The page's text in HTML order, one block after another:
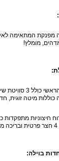
מפנקת המתאימה
מומלץ!
חיצוניות מתפקדות
בוילה: